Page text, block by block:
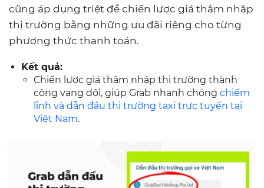
cũng áp dụng triệt để chiến lược giá thâm nhập
thị trường bằng những ưu đãi riêng cho từng
phương thức thanh toán.
Kết quả:
Chiến lược giá thâm nhập thị trường thành
công vang dội, giúp Grab nhanh chóng chiếm
lĩnh và dẫn đầu thị trường taxi trực tuyến tại
Việt Nam.